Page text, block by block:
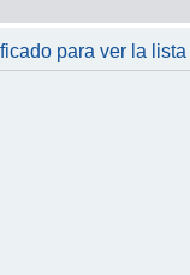
para ver la